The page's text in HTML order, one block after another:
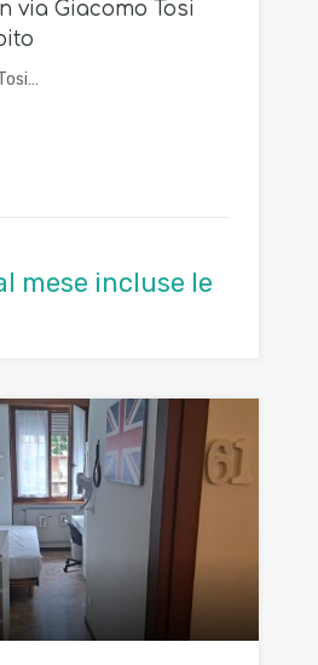
via Giacomo Tosi
mese incluse le